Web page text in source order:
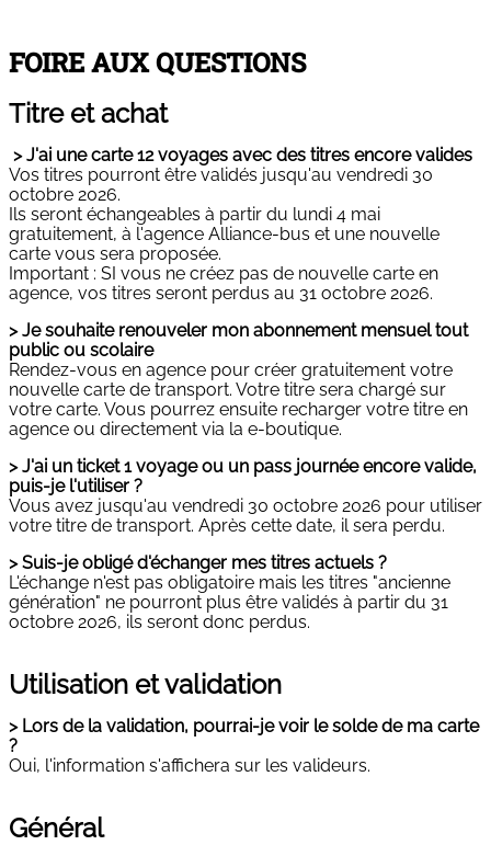
FOIRE AUX QUESTIONS
Titre et achat
> J'ai une carte 12 voyages avec des titres encore valides
Vos titres pourront être validés jusqu'au vendredi 30
octobre 2026.
Ils seront échangeables à partir du lundi 4 mai
gratuitement, à l'agence Alliance-bus et une nouvelle
carte vous sera proposée.
Important : SI vous ne créez pas de nouvelle carte en
agence, vos titres seront perdus au 31 octobre 2026.
> Je souhaite renouveler mon abonnement mensuel tout
public ou scolaire
Rendez-vous en agence pour créer gratuitement votre
nouvelle carte de transport. Votre titre sera chargé sur
votre carte. Vous pourrez ensuite recharger votre titre en
agence ou directement via la e-boutique.
> J'ai un ticket 1 voyage ou un pass journée encore valide,
puis-je l'utiliser ?
Vous avez jusqu'au vendredi 30 octobre 2026 pour utiliser
votre titre de transport. Après cette date, il sera perdu.
> Suis-je obligé d'échanger mes titres actuels ?
L'échange n'est pas obligatoire mais les titres "ancienne
génération" ne pourront plus être validés à partir du 31
octobre 2026, ils seront donc perdus.
Utilisation et validation
> Lors de la validation, pourrai-je voir le solde de ma carte
?
Oui, l'information s'affichera sur les valideurs.
Général